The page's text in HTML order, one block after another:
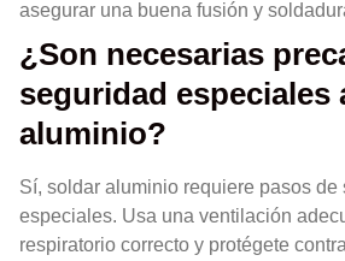
asegurar una buena fusión y
¿Son necesarias
seguridad especiales
aluminio?
Sí, soldar aluminio requiere pasos de
especiales. Usa una ventilación
respiratorio correcto y protégete